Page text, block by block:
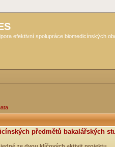
efektivní spolupráce biomedicínských
předmětů bakalářských
ze dvou klíčových aktivit projektu.